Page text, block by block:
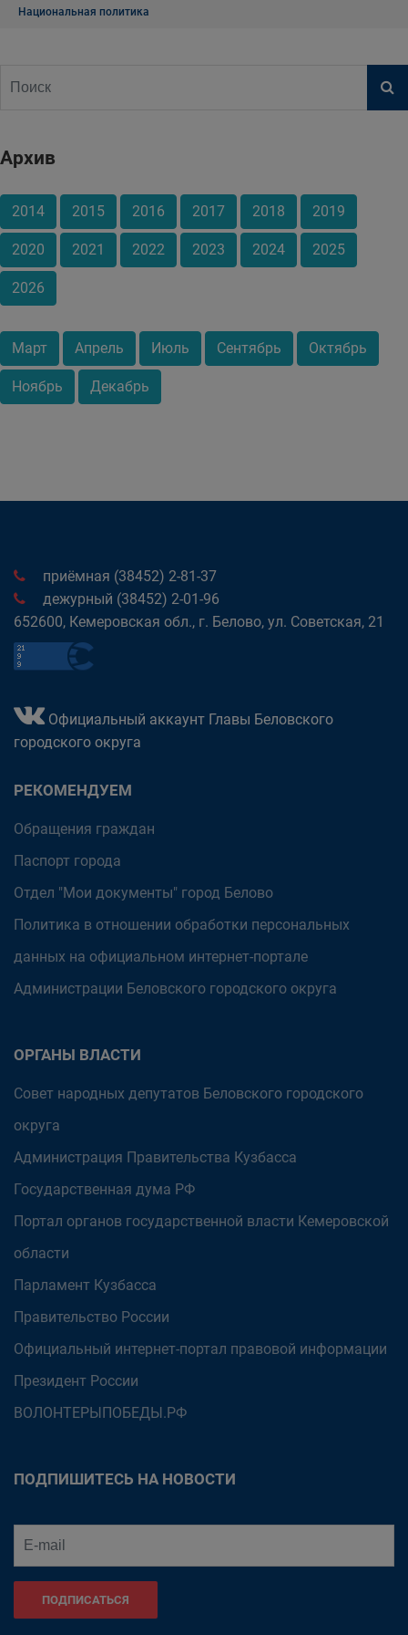
Национальная политика
Архив
2014 2015 2016 2017 2018 2019
2020 2021 2022 2023 2024 2025
2026
Март Апрель Июль Сентябрь Октябрь
Ноябрь Декабрь
приёмная (38452) 2-81-37
дежурный (38452) 2-01-96
652600, Кемеровская обл., г. Белово, ул. Советская, 21
Официальный аккаунт Главы Беловского
городского округа
РЕКОМЕНДУЕМ
Обращения граждан
Паспорт города
Отдел "Мои документы" город Белово
Политика в отношении обработки персональных
данных на официальном интернет-портале
Администрации Беловского городского округа
ОРГАНЫ ВЛАСТИ
Совет народных депутатов Беловского городского
округа
Администрация Правительства Кузбасса
Государственная дума РФ
Портал органов государственной власти Кемеровской
области
Парламент Кузбасса
Правительство России
Официальный интернет-портал правовой информации
Президент России
ВОЛОНТЕРЫПОБЕДЫ.РФ
ПОДПИШИТЕСЬ НА НОВОСТИ
ПОДПИСАТЬСЯ